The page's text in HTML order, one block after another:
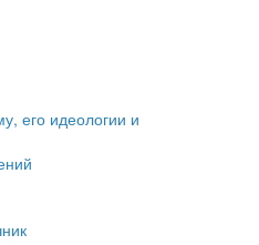
проектирования
и застройки
его идеологии и